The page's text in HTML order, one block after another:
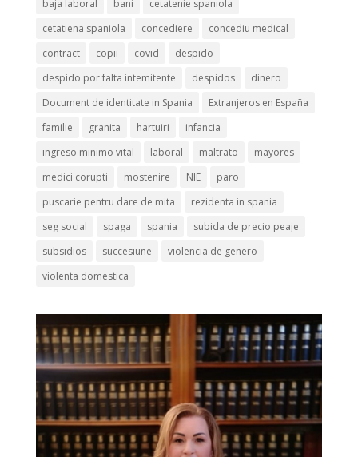
baja laboral
bani
cetatenie spaniola
cetatiena spaniola
concediere
concediu medical
contract
copii covid
despido
despido por falta intemitente
despidos
dinero
Document de identitate in Spania
Extranjeros en España
familie
granita hartuiri
infancia
ingreso minimo vital
laboral maltrato
mayores
medici corupti
mostenire NIE
paro
puscarie pentru dare de mita
rezidenta in spania
seg social
spaga spania
subida de precio peaje
subsidios
succesiune
violencia de genero
violenta domestica